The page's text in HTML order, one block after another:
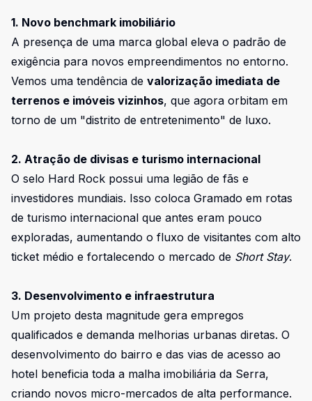
1. Novo benchmark imobiliário
A presença de uma marca global eleva o padrão de
exigência para novos empreendimentos no entorno.
Vemos uma tendência de valorização imediata de
terrenos e imóveis vizinhos, que agora orbitam em
torno de um "distrito de entretenimento" de luxo.
2. Atração de divisas e turismo internacional
O selo Hard Rock possui uma legião de fãs e
investidores mundiais. Isso coloca Gramado em rotas
de turismo internacional que antes eram pouco
exploradas, aumentando o fluxo de visitantes com alto
ticket médio e fortalecendo o mercado de Short Stay.
3. Desenvolvimento e infraestrutura
Um projeto desta magnitude gera empregos
qualificados e demanda melhorias urbanas diretas. O
desenvolvimento do bairro e das vias de acesso ao
hotel beneficia toda a malha imobiliária da Serra,
criando novos micro-mercados de alta performance.